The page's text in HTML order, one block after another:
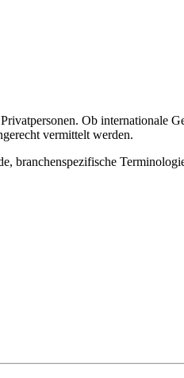
Ob internationale
vermittelt werden.
branchenspezifische